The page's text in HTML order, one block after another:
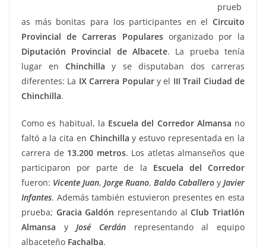
prueb
as más bonitas para los participantes en el Circuito
Provincial de Carreras Popularesorganizado por la
Diputación Provincial de Albacete. La prueba tenía
lugar enChinchilla y se disputaban dos carreras
diferentes: La IX Carrera Populary el III Trail Ciudad de
Chinchilla.
Como es habitual, la Escuela del Corredor Almansa no
faltó a la cita en Chinchilla y estuvo representada en la
carrera de 13.200 metros. Los atletas almanseños que
participaron por parte de la Escuela del Corredor
fueron: Vicente Juan, Jorge Ruano, Baldo Caballero y Javier
Infantes. Además también estuvieron presentes en esta
prueba; Gracia Galdón representando alClub Triatlón
Almansa y José Cerdán representando al equipo
albaceteño Fachalba.